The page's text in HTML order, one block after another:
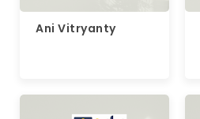
Ani Vitryanty